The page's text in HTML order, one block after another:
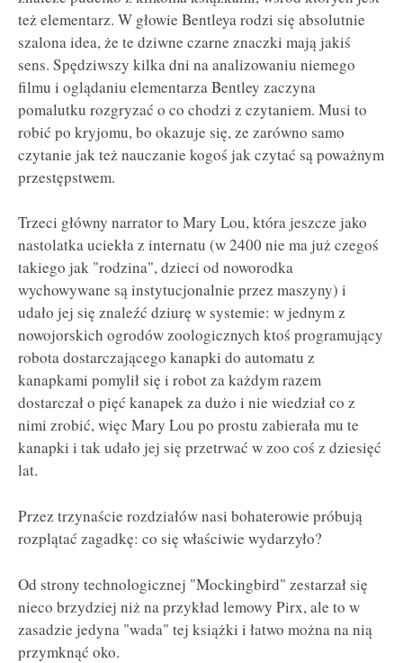
też elementarz. W głowie Bentleya rodzi się absolutnie
szalona idea, że te dziwne czarne znaczki mają jakiś
sens. Spędziwszy kilka dni na analizowaniu niemego
filmu i oglądaniu elementarza Bentley zaczyna
pomalutku rozgryzać o co chodzi z czytaniem. Musi to
robić po kryjomu, bo okazuje się, ze zarówno samo
czytanie jak też nauczanie kogoś jak czytać są poważnym
przestępstwem.
Trzeci główny narrator to Mary Lou, która jeszcze jako
nastolatka uciekła z internatu (w 2400 nie ma już czegoś
takiego jak "rodzina", dzieci od noworodka
wychowywane są instytucjonalnie przez maszyny) i
udało jej się znaleźć dziurę w systemie: w jednym z
nowojorskich ogrodów zoologicznych ktoś programujący
robota dostarczającego kanapki do automatu z
kanapkami pomylił się i robot za każdym razem
dostarczał o pięć kanapek za dużo i nie wiedział co z
nimi zrobić, więc Mary Lou po prostu zabierała mu te
kanapki i tak udało jej się przetrwać w zoo coś z dziesięć
lat.
Przez trzynaście rozdziałów nasi bohaterowie próbują
rozplątać zagadkę: co się właściwie wydarzyło?
Od strony technologicznej "Mockingbird" zestarzał się
nieco brzydziej niż na przykład lemowy Pirx, ale to w
zasadzie jedyna "wada" tej książki i łatwo można na nią
przymknąć oko.